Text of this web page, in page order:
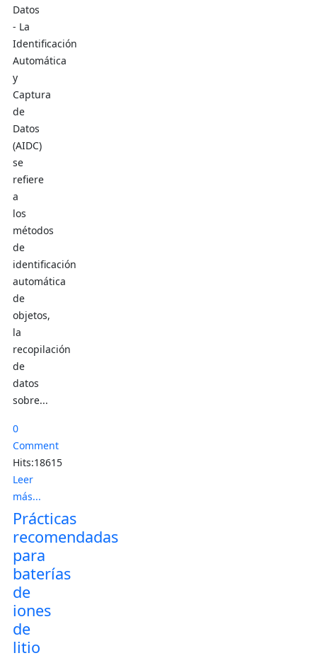
Datos
- La
Identificación
Automática
y
Captura
de
Datos
(AIDC)
se
refiere
a
los
métodos
de
identificación
automática
de
objetos,
la
recopilación
de
datos
sobre...
0
Comment
Hits:18615
Leer
más...
Prácticas
recomendadas
para
baterías
de
iones
de
litio